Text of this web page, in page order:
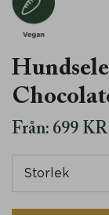
Från: 699 KR